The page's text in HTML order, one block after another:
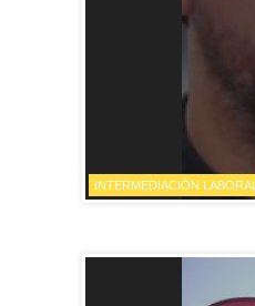
INTERMEDIACIÓN LABORAL